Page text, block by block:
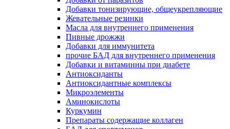
Добавки тонизирующие, общеукрепляющие
Жевательные резинки
Масла для внутреннего применения
Пивные дрожжи
Добавки для иммунитета
прочие БАД для внутреннего применения
Добавки и витаминны при диабете
Антиоксиданты
Антиоксидантные комплексы
Микроэлементы
Аминокислоты
Куркумин
Препараты содержащие коллаген